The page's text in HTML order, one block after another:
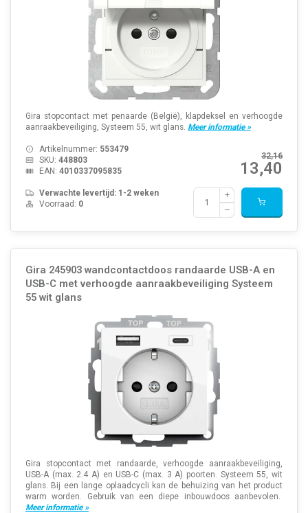
Gira stopcontact met penaarde (België), klapdeksel en verhoogde
aanraakbeveiliging, Systeem 55, wit glans. Meer informatie »
32,16
13,40
Artikelnummer: 553479
SKU: 448803
EAN: 4010337095835
Verwachte levertijd: 1-2 weken
Voorraad: 0
Gira 245903 wandcontactdoos randaarde USB-A en
USB-C met verhoogde aanraakbeveiliging Systeem
55 wit glans
Gira stopcontact met randaarde, verhoogde aanraakbeveiliging,
USB-A (max. 2.4 A) en USB-C (max. 3 A) poorten. Systeem 55, wit
glans. Bij een lange oplaadcycli kan de behuizing van het product
warm worden. Gebruik van een diepe inbouwdoos aanbevolen.
Meer informatie »